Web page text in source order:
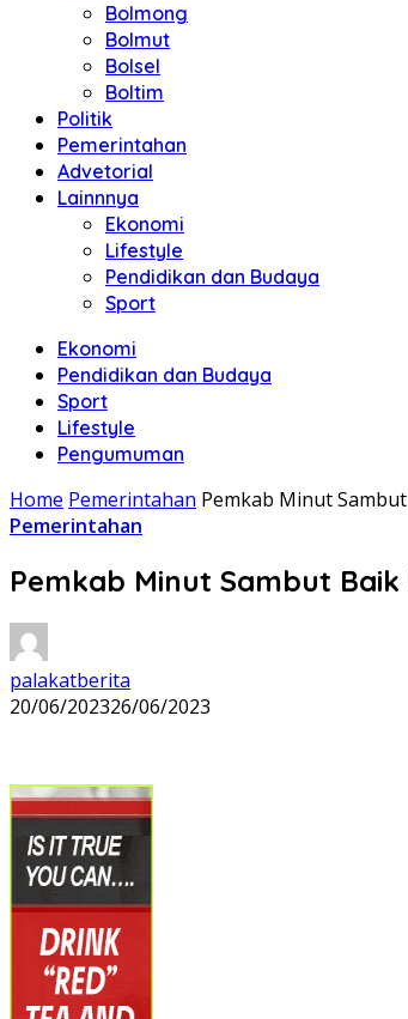
Bolmong
Bolmut
Bolsel
Boltim
Politik
Pemerintahan
Advetorial
Lainnnya
Ekonomi
Lifestyle
Pendidikan dan Budaya
Sport
Ekonomi
Pendidikan dan Budaya
Sport
Lifestyle
Pengumuman
Home Pemerintahan Pemkab Minut
Pemerintahan
Pemkab Minut Sambut
palakatberita
20/06/202326/06/2023